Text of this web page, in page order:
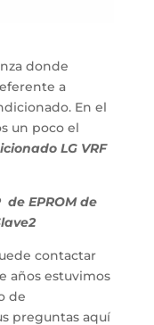
donde
a
En el
un poco el
LG VRF
de EPROM de
contactar
años estuvimos
de
preguntas aquí